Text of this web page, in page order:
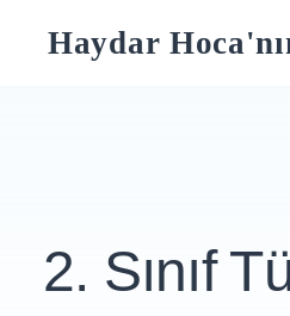
Haydar
2. Sınıf